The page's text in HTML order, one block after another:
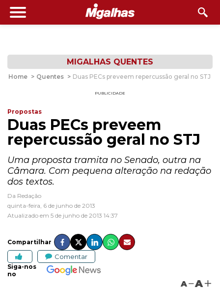
MIGALHAS QUENTES
Home > Quentes > Duas PECs preveem repercussão geral no STJ
PUBLICIDADE
Propostas
Duas PECs preveem
repercussão geral no STJ
Uma proposta tramita no Senado, outra na
Câmara. Com pequena alteração na redação
dos textos.
Da Redação
quinta-feira, 6 de junho de 2013
Atualizado em 5 de junho de 2013 14:37
Compartilhar
Comentar
Siga-nos
no
A A